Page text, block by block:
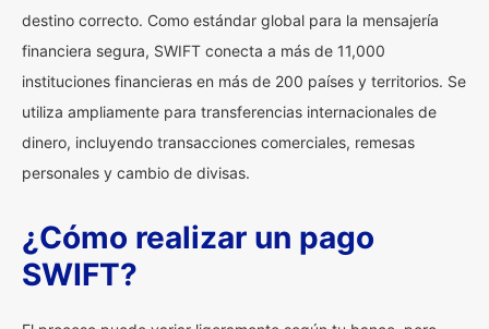
destino correcto. Como estándar global para la mensajería
financiera segura, SWIFT conecta a más de 11,000
instituciones financieras en más de 200 países y territorios. Se
utiliza ampliamente para transferencias internacionales de
dinero, incluyendo transacciones comerciales, remesas
personales y cambio de divisas.
¿Cómo realizar un pago
SWIFT?